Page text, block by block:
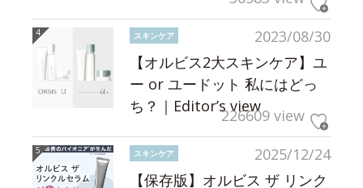
2023/08/30
スキンケア
【オルビス2大スキンケア】ユ
ー or ユードット 私にはどっ
ち？｜Editor’s view226609 view
2025/12/24
スキンケア
【保存版】オルビス ザ リンク